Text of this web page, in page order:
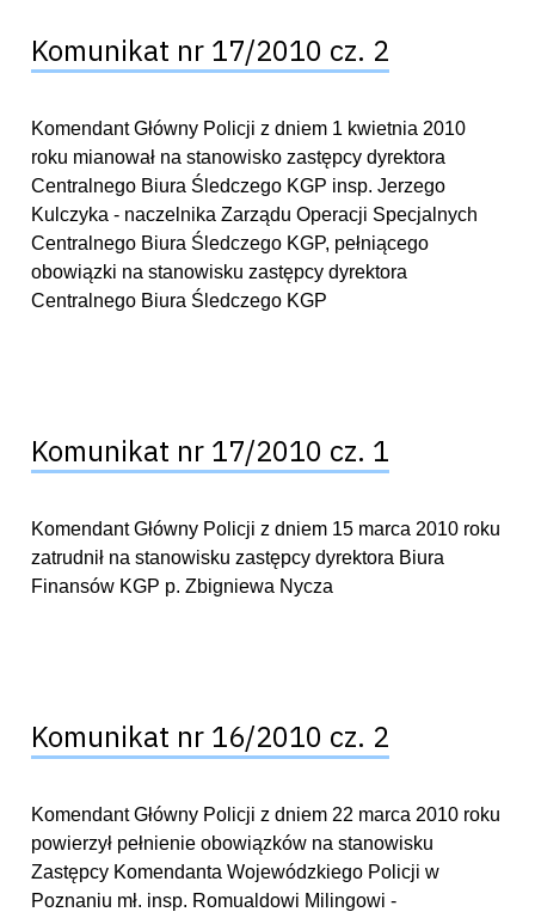
Komunikat nr 17/2010 cz. 2
Komendant Główny Policji z dniem 1 kwietnia 2010
roku mianował na stanowisko zastępcy dyrektora
Centralnego Biura Śledczego KGP insp. Jerzego
Kulczyka - naczelnika Zarządu Operacji Specjalnych
Centralnego Biura Śledczego KGP, pełniącego
obowiązki na stanowisku zastępcy dyrektora
Centralnego Biura Śledczego KGP
Komunikat nr 17/2010 cz. 1
Komendant Główny Policji z dniem 15 marca 2010 roku
zatrudnił na stanowisku zastępcy dyrektora Biura
Finansów KGP p. Zbigniewa Nycza
Komunikat nr 16/2010 cz. 2
Komendant Główny Policji z dniem 22 marca 2010 roku
powierzył pełnienie obowiązków na stanowisku
Zastępcy Komendanta Wojewódzkiego Policji w
Poznaniu mł. insp. Romualdowi Milingowi -